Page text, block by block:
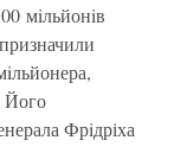
мiльйонiв
Його
Фрiдріха